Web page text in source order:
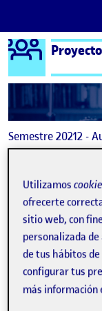
Saltar al contenido
Logo Ágora
Semestre 20212 -
Publicado por
Publicado por
Elsa Díaz
Visibilidad:
Pública-Fecha
2 Mar
En mi ultima
estar
Utilizamos
ofrecerte
sitio web, con
personalizada
de tus hábitos de
configurar tus
más información